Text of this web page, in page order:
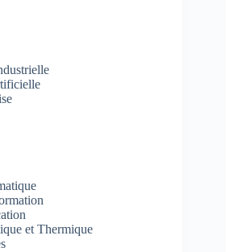
et Thermique